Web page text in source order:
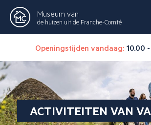
Museum van
de huizen uit de Franche-Comté
Openingstijden vandaag: 10.00
ACTIVITEITEN VAN